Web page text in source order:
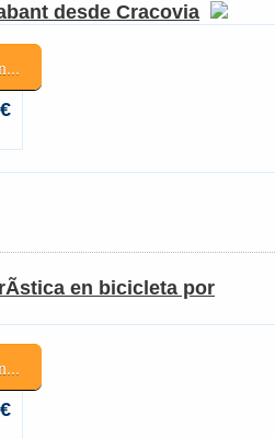
desde Cracovia
en bicicleta por